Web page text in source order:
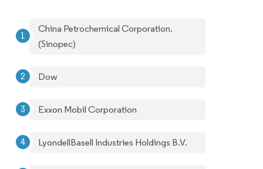
China Petrochemical Corporation.
(Sinopec)
Dow
Exxon Mobil Corporation
LyondellBasell Industries Holdings B.V.